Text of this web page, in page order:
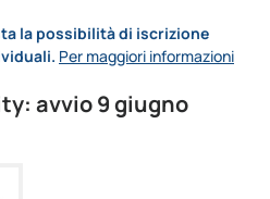
la possibilità di iscrizione
Per maggiori informazioni
avvio 9 giugno